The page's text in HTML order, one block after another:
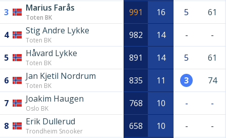
3 Marius Farås
Toten BK 991 16 5 61
4 Stig Andre Lykke
Toten BK 982 14 - -
5 Håvard Lykke
Toten BK 891 14 5 61
6 Jan Kjetil Nordrum
Toten BK 835 11 3 74
7 Joakim Haugen
Oslo BK 768 10 - -
8 Erik Dullerud
Trondheim Snooker 658 10 - -